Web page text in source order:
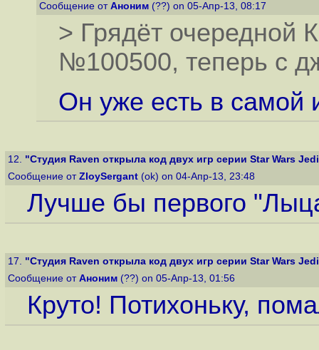
Сообщение от Аноним (??) on 05-Апр-13, 08:17
> Грядёт очередной
№100500, теперь с
Он уже есть в самой
12. "Студия Raven открыла код двух игр серии Star Wars
Сообщение от ZloySergant (ok) on 04-Апр-13, 23:48
Лучше бы первого
17. "Студия Raven открыла код двух игр серии Star Wars
Сообщение от Аноним (??) on 05-Апр-13, 01:56
Круто! Потихоньку,